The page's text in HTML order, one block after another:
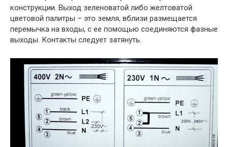
конструкции. Выход зеленоватой либо желтоватой
цветовой палитры – это земля, вблизи размещается
перемычка на входы, с ее помощью соединяются фазные
выходы. Контакты следует затянуть.